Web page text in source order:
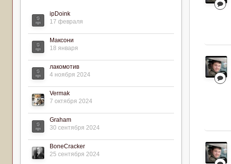
ipDoink
17 февраля
Максони
18 января
лакомотив
4 ноября 2024
Vermak
7 октября 2024
Graham
30 сентября 2024
BoneCracker
25 сентября 2024